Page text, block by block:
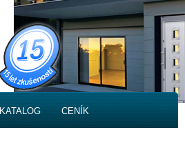
KATALOG CENÍK